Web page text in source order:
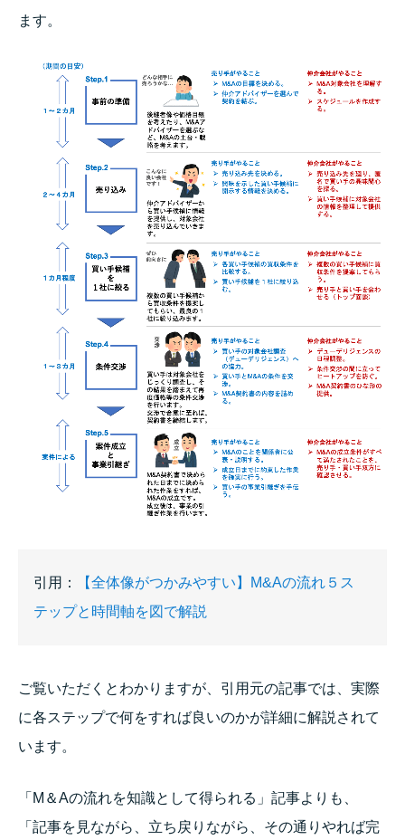
ます。
引用：
【全体像がつかみやすい】M&Aの流れ５ス
テップと時間軸を図で解説
ご覧いただくとわかりますが、引用元の記事では、実際
に各ステップで何をすれば良いのかが詳細に解説されて
います。
「M＆Aの流れを知識として得られる」記事よりも、
「記事を見ながら、立ち戻りながら、その通りやれば完